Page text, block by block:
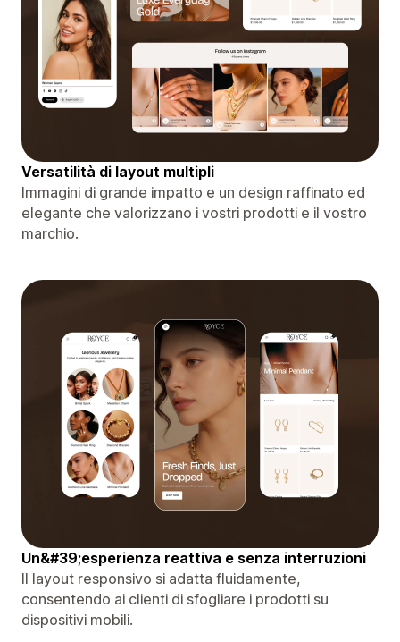
Versatilità di layout multipli
Immagini di grande impatto e un design raffinato ed
elegante che valorizzano i vostri prodotti e il vostro
marchio.
Un&#39;esperienza reattiva e senza interruzioni
Il layout responsivo si adatta fluidamente,
consentendo ai clienti di sfogliare i prodotti su
dispositivi mobili.